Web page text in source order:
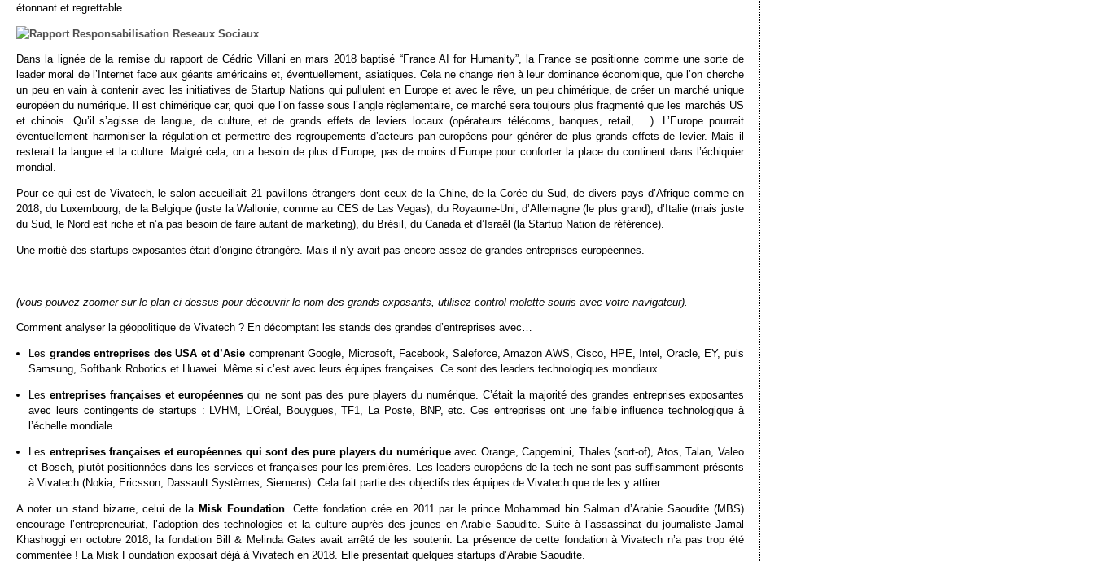
étonnant et regrettable.
Dans la lignée de la remise du rapport de Cédric Villani en mars 2018 baptisé “France AI for Humanity”, la France se positionne comme une sorte de
leader moral de l’Internet face aux géants américains et, éventuellement, asiatiques. Cela ne change rien à leur dominance économique, que l’on cherche
un peu en vain à contenir avec les initiatives de Startup Nations qui pullulent en Europe et avec le rêve, un peu chimérique, de créer un marché unique
européen du numérique. Il est chimérique car, quoi que l’on fasse sous l’angle règlementaire, ce marché sera toujours plus fragmenté que les marchés US
et chinois. Qu’il s’agisse de langue, de culture, et de grands effets de leviers locaux (opérateurs télécoms, banques, retail, …). L’Europe pourrait
éventuellement harmoniser la régulation et permettre des regroupements d’acteurs pan-européens pour générer de plus grands effets de levier. Mais il
resterait la langue et la culture. Malgré cela, on a besoin de plus d’Europe, pas de moins d’Europe pour conforter la place du continent dans l’échiquier
mondial.
Pour ce qui est de Vivatech, le salon accueillait 21 pavillons étrangers dont ceux de la Chine, de la Corée du Sud, de divers pays d’Afrique comme en
2018, du Luxembourg, de la Belgique (juste la Wallonie, comme au CES de Las Vegas), du Royaume-Uni, d’Allemagne (le plus grand), d’Italie (mais juste
du Sud, le Nord est riche et n’a pas besoin de faire autant de marketing), du Brésil, du Canada et d’Israël (la Startup Nation de référence).
Une moitié des startups exposantes était d’origine étrangère. Mais il n’y avait pas encore assez de grandes entreprises européennes.
(vous pouvez zoomer sur le plan ci-dessus pour découvrir le nom des grands exposants, utilisez control-molette souris avec votre navigateur).
Comment analyser la géopolitique de Vivatech ? En décomptant les stands des grandes d’entreprises avec…
Les grandes entreprises des USA et d’Asie comprenant Google, Microsoft, Facebook, Saleforce, Amazon AWS, Cisco, HPE, Intel, Oracle, EY, puis
Samsung, Softbank Robotics et Huawei. Même si c’est avec leurs équipes françaises. Ce sont des leaders technologiques mondiaux.
Lesentreprises françaises et européennesqui ne sont pas des pure players du numérique. C’était la majorité des grandes entreprises exposantes
avec leurs contingents de startups : LVHM, L’Oréal, Bouygues, TF1, La Poste, BNP, etc. Ces entreprises ont une faible influence technologique à
l’échelle mondiale.
Les entreprises françaises et européennes qui sont des pure players du numériqueavec Orange, Capgemini, Thales (sort-of), Atos, Talan, Valeo
et Bosch, plutôt positionnées dans les services et françaises pour les premières. Les leaders européens de la tech ne sont pas suffisamment présents
à Vivatech (Nokia, Ericsson, Dassault Systèmes, Siemens). Cela fait partie des objectifs des équipes de Vivatech que de les y attirer.
A noter un stand bizarre, celui de laMisk Foundation . Cette fondation crée en 2011 par le prince Mohammad bin Salman d’Arabie Saoudite (MBS)
encourage l’entrepreneuriat, l’adoption des technologies et la culture auprès des jeunes en Arabie Saoudite. Suite à l’assassinat du journaliste Jamal
Khashoggi en octobre 2018, la fondation Bill & Melinda Gates avait arrêté de les soutenir. La présence de cette fondation à Vivatech n’a pas trop été
commentée ! La Misk Foundation exposait déjà à Vivatech en 2018. Elle présentait quelques startups d’Arabie Saoudite.